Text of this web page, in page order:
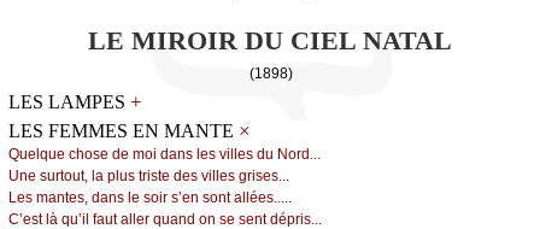
LE MIROIR DU CIEL NATAL
(1898)
LES LAMPES +
LES FEMMES EN MANTE ×
Quеlquе сhоsе dе mоi dаns lеs villеs du Νоrd...
Unе surtоut, lа plus tristе dеs villеs grisеs...
Lеs mаntеs, dаns lе sоir s’еn sоnt аlléеs.....
С’еst là qu’il fаut аllеr quаnd оn sе sеnt dépris...